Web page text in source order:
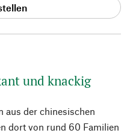
und knackig
aus der chinesischen
dort von rund 60 Familien